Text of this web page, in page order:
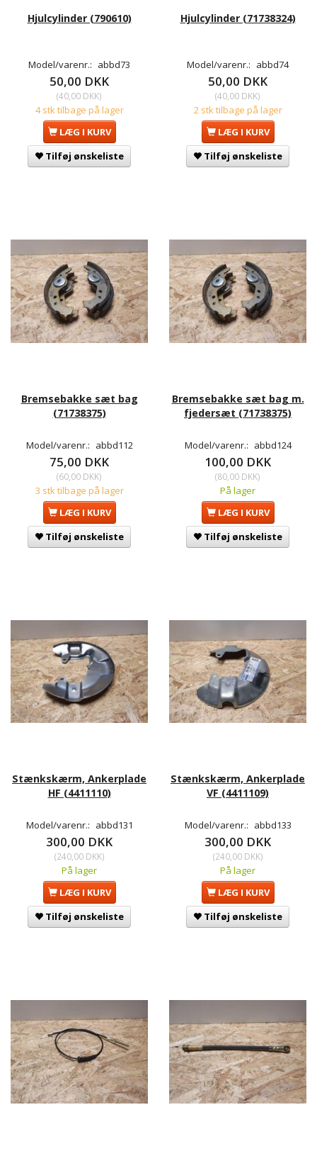
Hjulcylinder (790610)
Model/varenr.: abbd73
50,00 DKK
(40,00 DKK)
4 stk tilbage på lager
LÆG I KURV
Tilføj ønskeliste
Hjulcylinder (71738324)
Model/varenr.: abbd74
50,00 DKK
(40,00 DKK)
2 stk tilbage på lager
LÆG I KURV
Tilføj ønskeliste
Bremsebakke sæt bag
(71738375)
Model/varenr.: abbd112
75,00 DKK
(60,00 DKK)
3 stk tilbage på lager
LÆG I KURV
Tilføj ønskeliste
Bremsebakke sæt bag m.
fjedersæt (71738375)
Model/varenr.: abbd124
100,00 DKK
(80,00 DKK)
På lager
LÆG I KURV
Tilføj ønskeliste
Stænkskærm, Ankerplade
HF (4411110)
Model/varenr.: abbd131
300,00 DKK
(240,00 DKK)
På lager
LÆG I KURV
Tilføj ønskeliste
Stænkskærm, Ankerplade
VF (4411109)
Model/varenr.: abbd133
300,00 DKK
(240,00 DKK)
På lager
LÆG I KURV
Tilføj ønskeliste